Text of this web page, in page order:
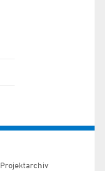
Projektarchiv